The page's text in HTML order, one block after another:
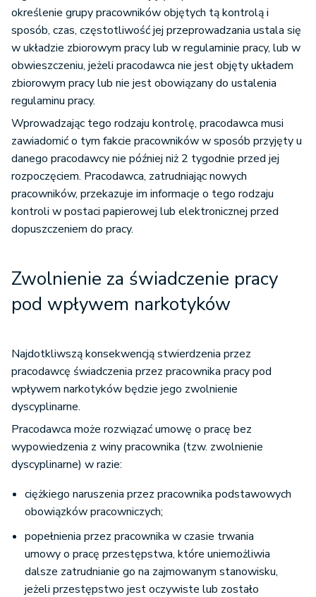
określenie grupy pracowników objętych tą kontrolą i
sposób, czas, częstotliwość jej przeprowadzania ustala się
w układzie zbiorowym pracy lub w regulaminie pracy, lub w
obwieszczeniu, jeżeli pracodawca nie jest objęty układem
zbiorowym pracy lub nie jest obowiązany do ustalenia
regulaminu pracy.
Wprowadzając tego rodzaju kontrolę, pracodawca musi
zawiadomić o tym fakcie pracowników w sposób przyjęty u
danego pracodawcy nie później niż 2 tygodnie przed jej
rozpoczęciem. Pracodawca, zatrudniając nowych
pracowników, przekazuje im informacje o tego rodzaju
kontroli w postaci papierowej lub elektronicznej przed
dopuszczeniem do pracy.
Zwolnienie za świadczenie pracy
pod wpływem narkotyków
Najdotkliwszą konsekwencją stwierdzenia przez
pracodawcę świadczenia przez pracownika pracy pod
wpływem narkotyków będzie jego zwolnienie
dyscyplinarne.
Pracodawca może rozwiązać umowę o pracę bez
wypowiedzenia z winy pracownika (tzw. zwolnienie
dyscyplinarne) w razie:
ciężkiego naruszenia przez pracownika podstawowych
obowiązków pracowniczych;
popełnienia przez pracownika w czasie trwania
umowy o pracę przestępstwa, które uniemożliwia
dalsze zatrudnianie go na zajmowanym stanowisku,
jeżeli przestępstwo jest oczywiste lub zostało